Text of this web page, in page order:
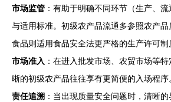
市场监管 ：有助于明确不同环节（生产、
与适用标准。初级农产品流通多参照农产
食品则适用食品安全法更严格的生产许可制
市场准入 ：在进入批发市场、农贸市场等
晰的初级农产品往往享有更简便的入场程序
责任追溯 ：当出现质量安全问题时，清晰的